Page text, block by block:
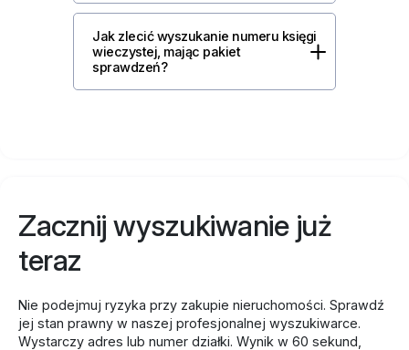
Jak zlecić wyszukanie numeru księgi
wieczystej, mając pakiet
sprawdzeń?
Zacznij wyszukiwanie już
teraz
Nie podejmuj ryzyka przy zakupie nieruchomości. Sprawdź
jej stan prawny w naszej profesjonalnej wyszukiwarce.
Wystarczy adres lub numer działki. Wynik w 60 sekund,